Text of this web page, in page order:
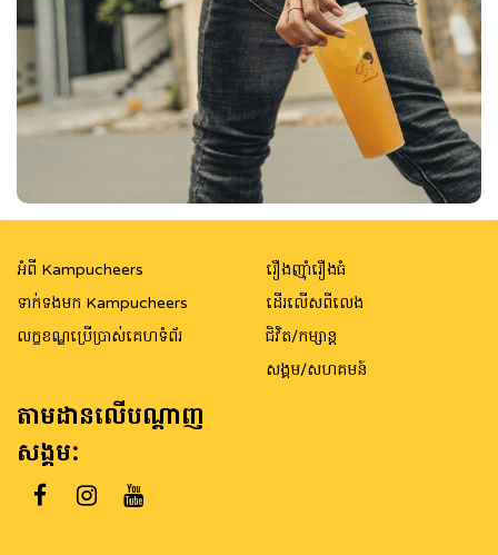
អំពី Kampucheers
ទាក់ទងមក Kampucheers
លក្ខខណ្ឌប្រើប្រាស់គេហទំព័រ
រឿងញ៉ាំរឿងធំ
ដើរលើសពីលេង
ជិវិត/កម្សាន្ត
សង្គម/សហគមន៍
តាមដានលើបណ្តាញ
សង្គម: